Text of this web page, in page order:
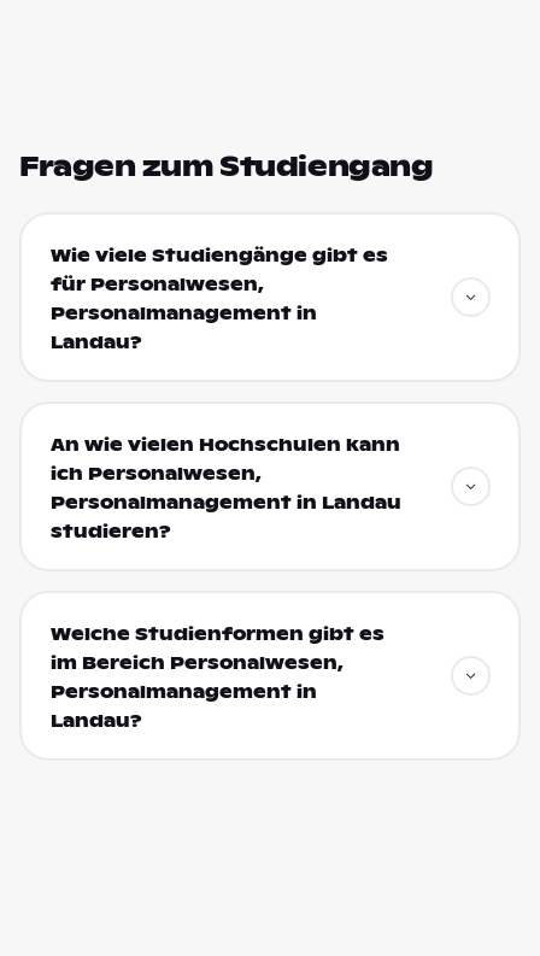
Fragen zum Studiengang
Wie viele Studiengänge gibt es
für Personalwesen,
Personalmanagement in
Landau?
An wie vielen Hochschulen kann
ich Personalwesen,
Personalmanagement in Landau
studieren?
Welche Studienformen gibt es
im Bereich Personalwesen,
Personalmanagement in
Landau?